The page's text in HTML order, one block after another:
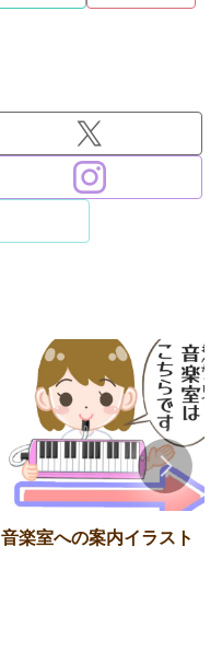
音楽室への案内イラスト